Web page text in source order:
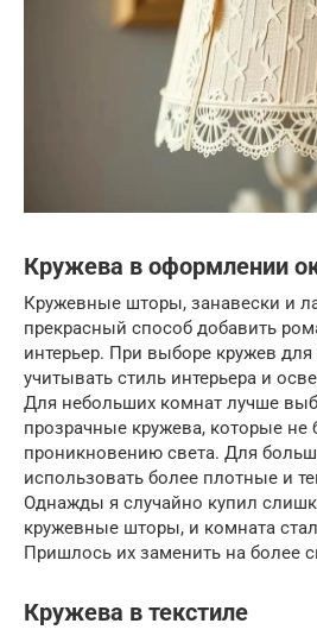
Кружева в оформлении
Кружевные шторы, занавески и
прекрасный способ добавить
интерьер. При выборе кружев
учитывать стиль интерьера и
Для небольших комнат лучше
прозрачные кружева, которые не
проникновению света. Для
использовать более плотные и
Однажды я случайно купил
кружевные шторы, и комната
Пришлось их заменить на более
Кружева в текстиле